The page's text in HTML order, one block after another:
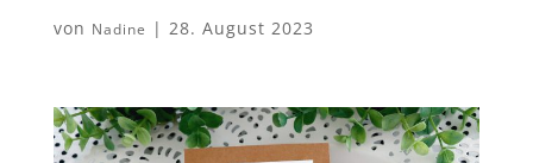
von Nadine | 28. August 2023